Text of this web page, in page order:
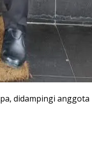
didampingi anggota